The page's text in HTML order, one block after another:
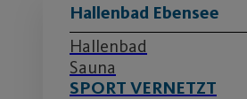
Hallenbad Ebensee
Hallenbad
Sauna
SPORT VERNETZT